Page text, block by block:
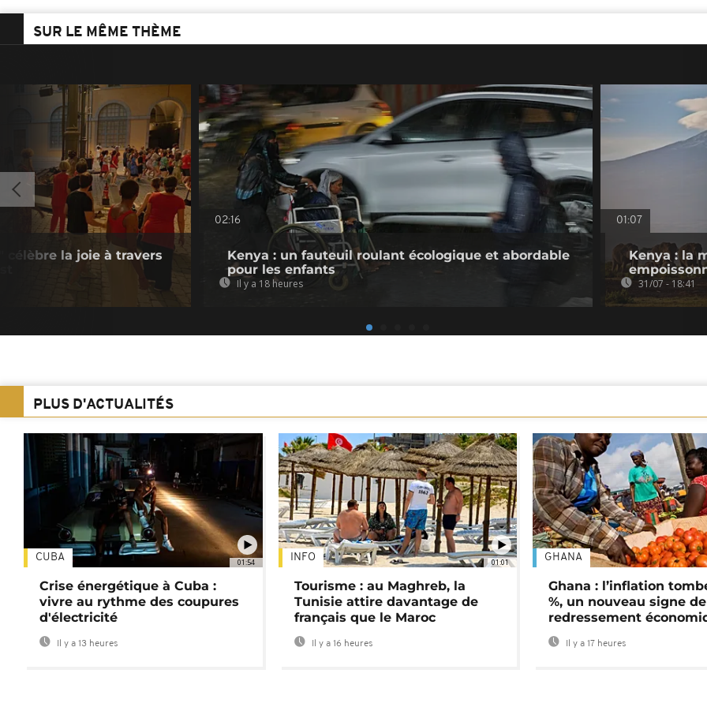
SUR LE MÊME THÈME
célèbre la joie à travers
02:16
Kenya : un fauteuil roulant écologique et abordable
pour les enfants
Il y a 18 heures
01:07
Kenya : la
31/07 - 18:41
PLUS D'ACTUALITÉS
01:54
CUBA
Crise énergétique à Cuba :
vivre au rythme des coupures
d'électricité
Il y a 13 heures
01:01
INFO
Tourisme : au Maghreb, la
Tunisie attire davantage de
français que le Maroc
Il y a 16 heures
GHANA
Ghana : l’inflation
%, un nouveau signe de
redressement
Il y a 17 heures